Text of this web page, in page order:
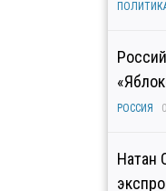
РОССИЯ
Натан